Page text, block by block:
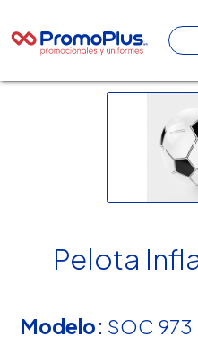
Pelota
Modelo: SOC 973